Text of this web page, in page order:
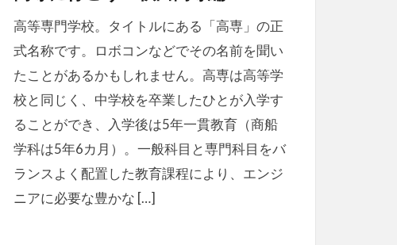
高等専門学校。タイトルにある「高専」の正
式名称です。ロボコンなどでその名前を聞い
たことがあるかもしれません。高専は高等学
校と同じく、中学校を卒業したひとが入学す
ることができ、入学後は5年一貫教育（商船
学科は5年6カ月）。一般科目と専門科目をバ
ランスよく配置した教育課程により、エンジ
ニアに必要な豊かな […]